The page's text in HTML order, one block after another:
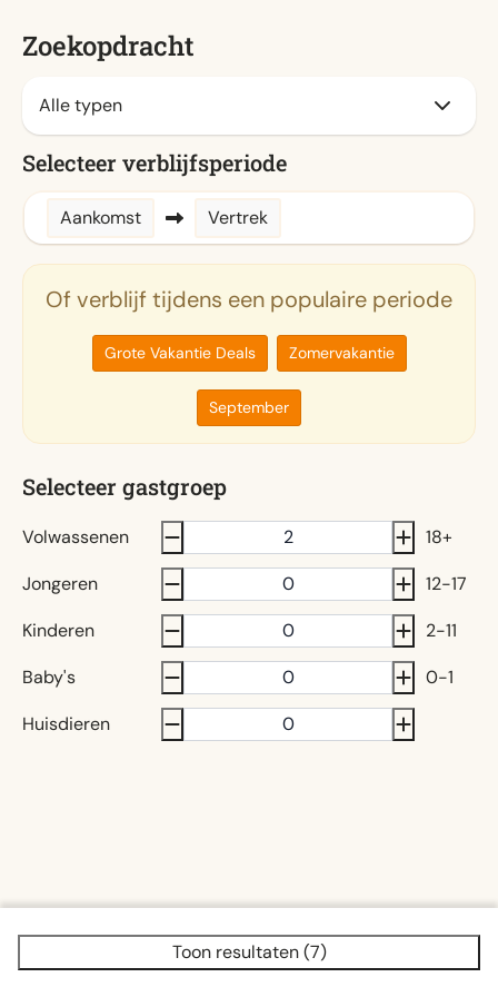
Zoekopdracht
Selecteer verblijfsperiode
Aankomst Vertrek
Of verblijf tijdens een populaire periode
Grote Vakantie Deals Zomervakantie
September
Selecteer gastgroep
Volwassenen
18+
Jongeren
12-17
Kinderen
2-11
Baby's
0-1
Huisdieren
Toon resultaten (7)